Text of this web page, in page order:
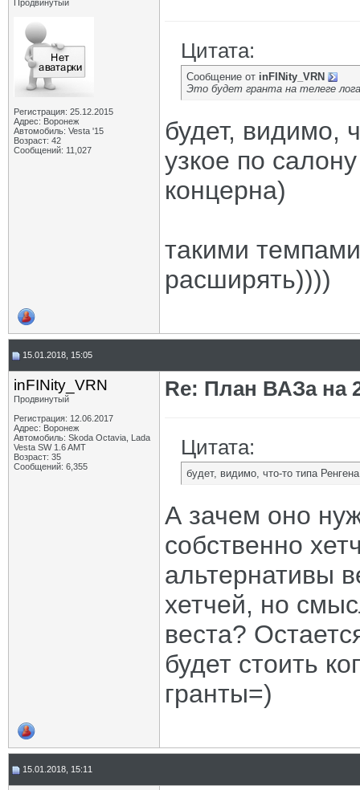
Продвинутый
Регистрация: 25.12.2015
Адрес: Воронеж
Автомобиль: Vesta '15
Возраст: 42
Сообщений: 11,027
Цитата:
Сообщение от inFINity_VRN
Это будет гранта на телеге
будет, видимо,
узкое по
концерна)
такими
расширять))))
15.01.2018, 15:05
inFINity_VRN
Продвинутый
Регистрация: 12.06.2017
Адрес: Воронеж
Автомобиль: Skoda Octavia, Lada
Vesta SW 1.6 AMT
Возраст: 35
Сообщений: 6,355
Re: План ВАЗа на
Цитата:
будет, видимо, что-то типа
А зачем оно
собственно
альтернативы
хетчей, но
веста?
будет стоить
гранты=)
15.01.2018, 15:11